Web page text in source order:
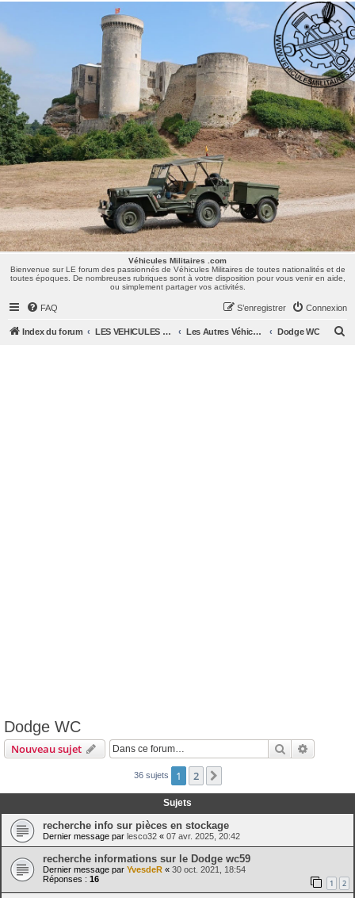
Véhicules Militaires .com
Bienvenue sur LE forum des passionnés de Véhicules Militaires de toutes nationalités et de
toutes époques. De nombreuses rubriques sont à votre disposition pour vous venir en aide,
ou simplement partager vos activités.
Véhicules Militaires .com
Bienvenue sur LE forum des passionnés de Véhicules Militaires de toutes nationalités et de
toutes époques. De nombreuses rubriques sont à votre disposition pour vous venir en aide,
ou simplement partager vos activités.
FAQ Connexion
S’enregistrer
Index du forum LES VEHICULES MILITAIRES Les Autres Véhicules US : Dodge, GMC, Ward La France, Diamond, Half Track, Weasel, ... Dodge WC
Dodge WC
Nouveau sujet Rechercher
36 sujets 1 2
Sujets
recherche info sur pièces en stockage
Dernier message par lesco32 « 07 avr. 2025, 20:42
recherche informations sur le Dodge wc59
Dernier message par YvesdeR « 30 oct. 2021, 18:54
Réponses : 16 1 2